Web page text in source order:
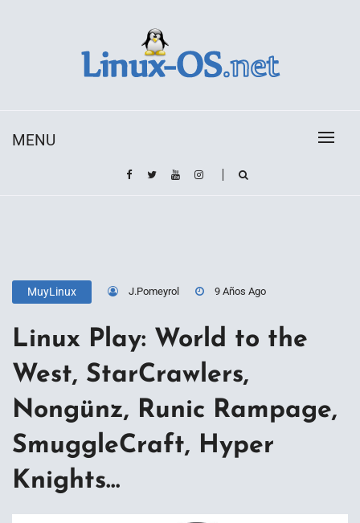
MENU
MuyLinux J.Pomeyrol 9 Años Ago
Linux Play: World to the
West, StarCrawlers,
Nongünz, Runic Rampage,
SmuggleCraft, Hyper
Knights…